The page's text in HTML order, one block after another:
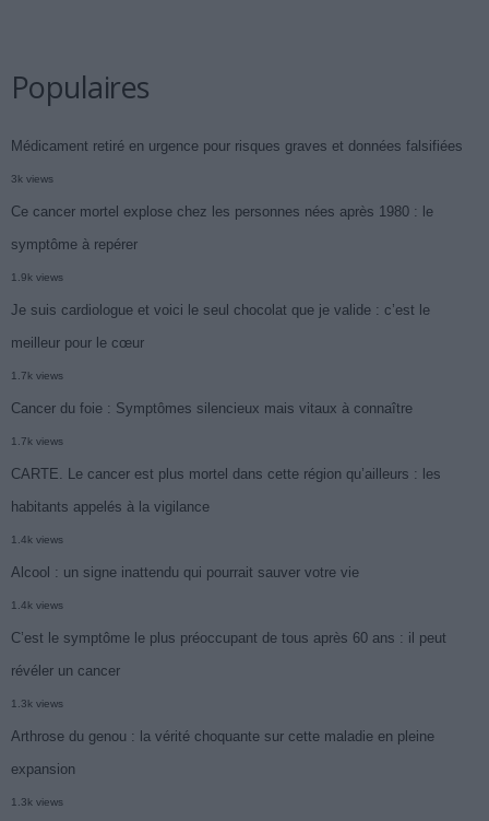
Populaires
Médicament retiré en urgence pour risques graves et données falsifiées
3k views
Ce cancer mortel explose chez les personnes nées après 1980 : le
symptôme à repérer
1.9k views
Je suis cardiologue et voici le seul chocolat que je valide : c’est le
meilleur pour le cœur
1.7k views
Cancer du foie : Symptômes silencieux mais vitaux à connaître
1.7k views
CARTE. Le cancer est plus mortel dans cette région qu’ailleurs : les
habitants appelés à la vigilance
1.4k views
Alcool : un signe inattendu qui pourrait sauver votre vie
1.4k views
C’est le symptôme le plus préoccupant de tous après 60 ans : il peut
révéler un cancer
1.3k views
Arthrose du genou : la vérité choquante sur cette maladie en pleine
expansion
1.3k views